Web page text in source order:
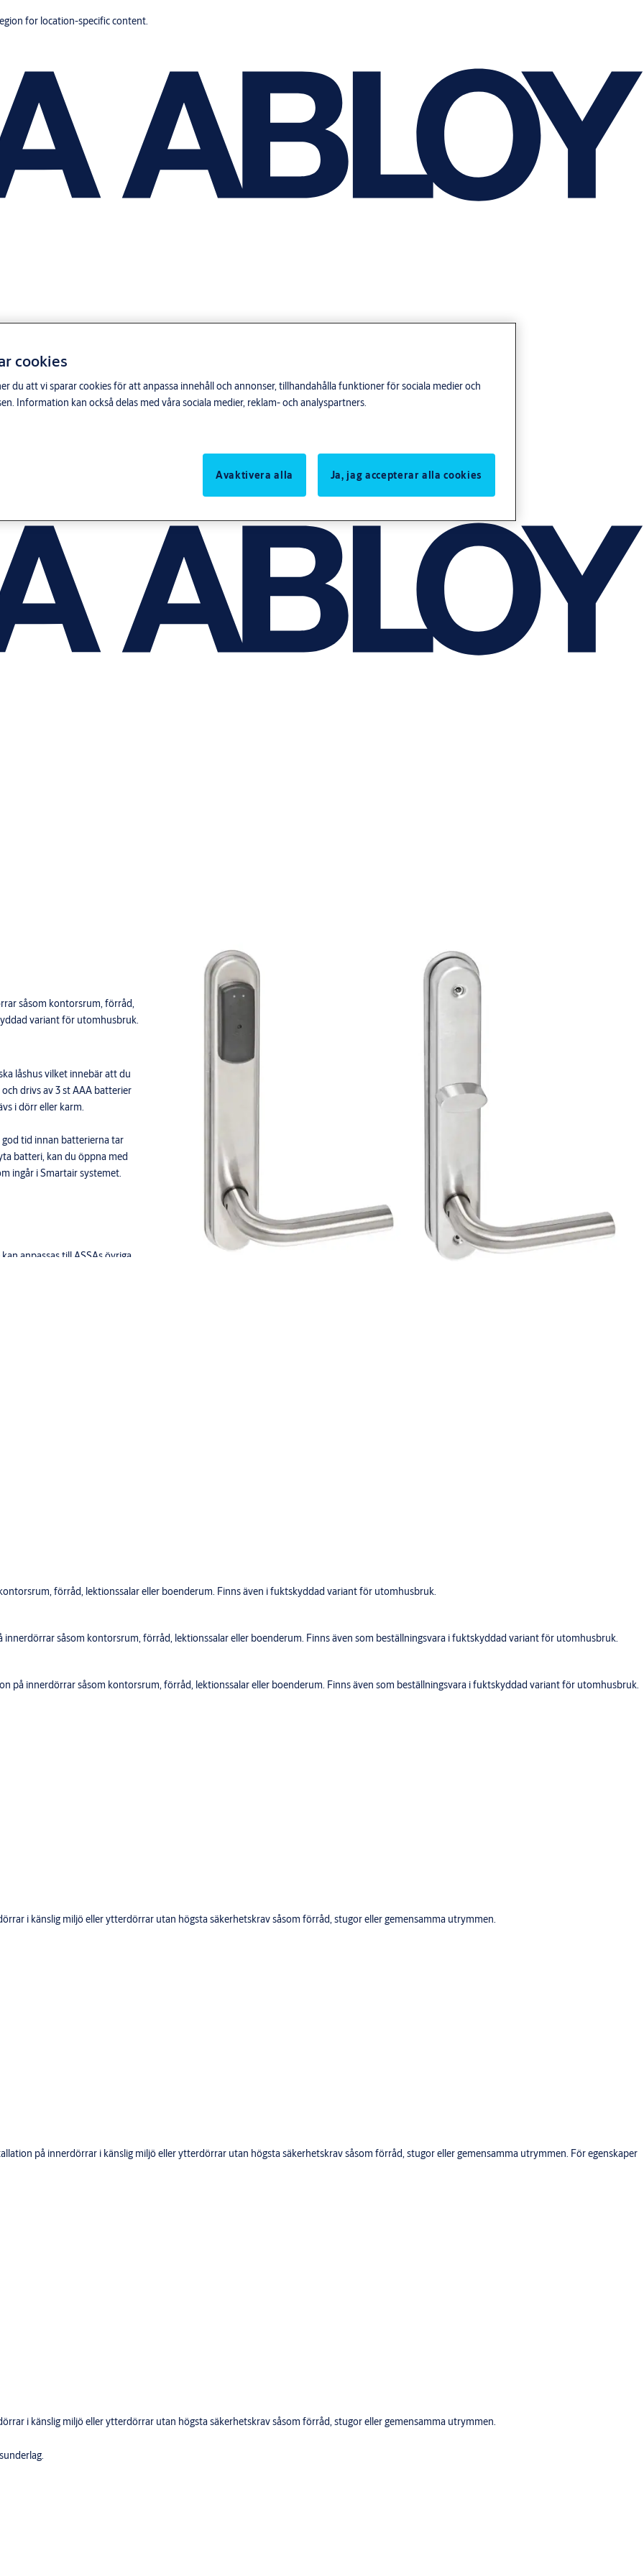
for location-specific content.
såsom kontorsrum, förråd,
variant för utomhusbruk.
låshus vilket innebär att du
drivs av 3 st AAA batterier
i dörr eller karm.
tid innan batterierna tar
batteri, kan du öppna med
ingår i Smartair systemet.
anpassas till ASSAs övriga
öppna dörren
förråd, lektionssalar eller boenderum. Finns även i fuktskyddad variant för utomhusbruk.
såsom kontorsrum, förråd, lektionssalar eller boenderum. Finns även som beställningsvara i fuktskyddad variant för utomhusbruk.
på innerdörrar såsom kontorsrum, förråd, lektionssalar eller boenderum. Finns även som beställningsvara i fuktskyddad variant för utomhusbruk.
i känslig miljö eller ytterdörrar utan högsta säkerhetskrav såsom förråd, stugor eller gemensamma utrymmen.
på innerdörrar i känslig miljö eller ytterdörrar utan högsta säkerhetskrav såsom förråd, stugor eller gemensamma utrymmen. För egenskaper
i känslig miljö eller ytterdörrar utan högsta säkerhetskrav såsom förråd, stugor eller gemensamma utrymmen.
cookies
du att vi sparar cookies för att anpassa innehåll och annonser, tillhandahålla funktioner för sociala medier och
Information kan också delas med våra sociala medier, reklam- och analyspartners.
Avaktivera alla
Ja, jag accepterar alla cookies